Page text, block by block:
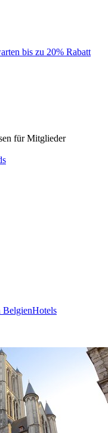
bis zu 20% Rabatt
für Mitglieder
BelgienHotels